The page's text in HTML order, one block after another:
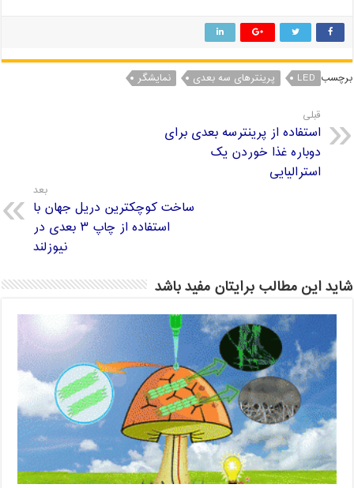
برچسب LED پرینترهای سه بعدی نمایشگر
قبلی
استفاده از پرینترسه بعدی برای
دوباره غذا خوردن یک
استرالیایی
بعد
ساخت کوچکترین دریل جهان با
استفاده از چاپ ۳ بعدی در
نیوزلند
شاید این مطالب برایتان مفید باشد